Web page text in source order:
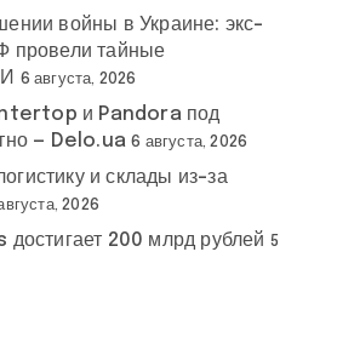
войны в Украине: экс-
провели тайные
6 августа, 2026
и Pandora под
— Delo.ua 6 августа, 2026
и склады из-за
2026
200 млрд рублей 5